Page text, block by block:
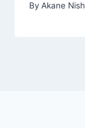
By Akane